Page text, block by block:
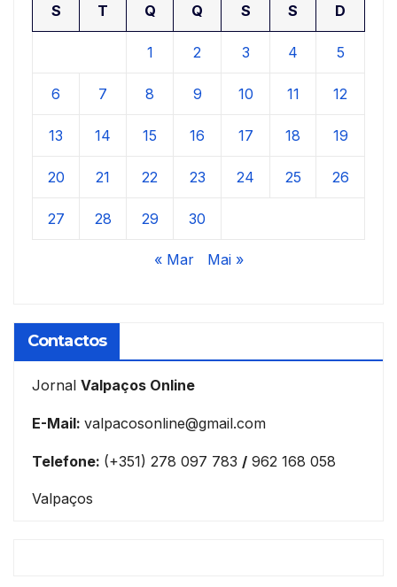
S T Q Q S S D
1 2 3 4 5
6 7 8 9 10 11 12
13 14 15 16 17 18 19
20 21 22 23 24 25 26
27 28 29 30
« Mar Mai »
Contactos
Jornal Valpaços Online
E-Mail: valpacosonline@gmail.com
Telefone: (+351) 278 097 783 / 962 168 058
Valpaços